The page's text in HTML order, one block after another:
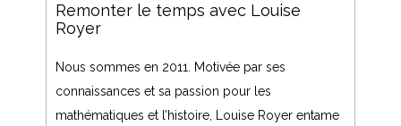
Remonter le temps avec Louise
Royer
Nous sommes en 2011. Motivée par ses
connaissances et sa passion pour les
mathématiques et l’histoire, Louise Royer entame